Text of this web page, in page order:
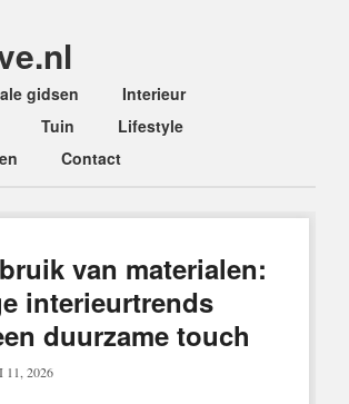
gidsen
Interieur
Tuin
Lifestyle
Contact
van materialen:
interieurtrends
duurzame touch
11, 2026